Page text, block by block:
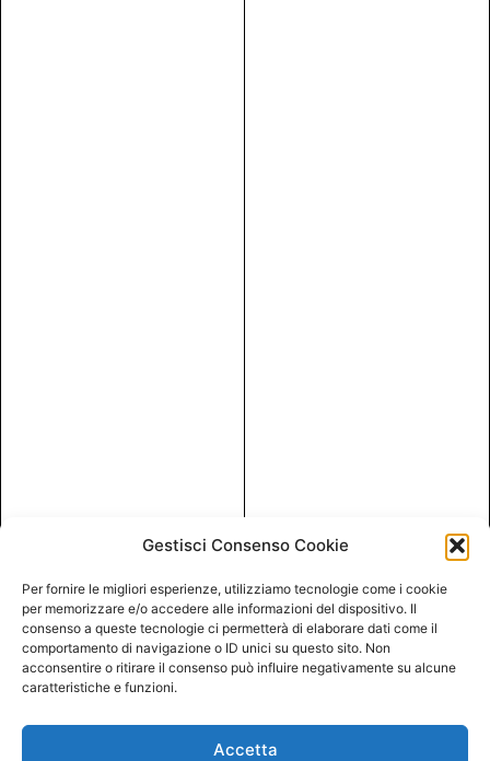
Gestisci Consenso Cookie
Per fornire le migliori esperienze, utilizziamo tecnologie come i cookie
per memorizzare e/o accedere alle informazioni del dispositivo. Il
consenso a queste tecnologie ci permetterà di elaborare dati come il
comportamento di navigazione o ID unici su questo sito. Non
acconsentire o ritirare il consenso può influire negativamente su alcune
caratteristiche e funzioni.
Accetta